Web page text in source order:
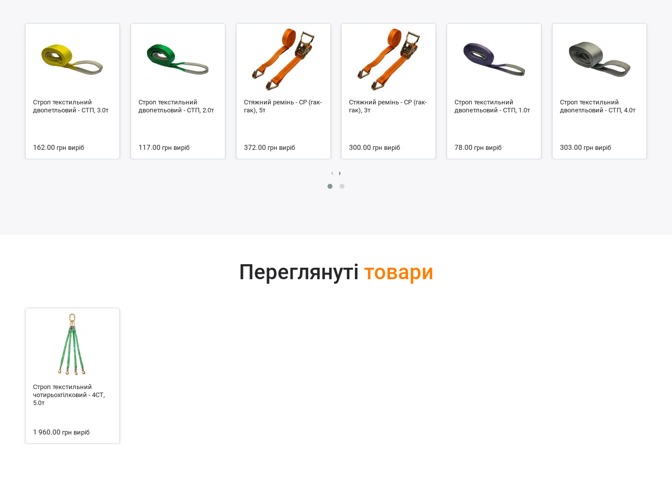
Строп текстильний
двопетльовий - СТП, 3.0т
162.00 грн виріб
Строп текстильний
двопетльовий - СТП, 2.0т
117.00 грн виріб
Стяжний ремінь - СР (гак-
гак), 5т
372.00 грн виріб
Стяжний ремінь - СР (гак-
гак), 3т
300.00 грн виріб
Строп текстильний
двопетльовий - СТП, 1.0т
78.00 грн виріб
Строп текстильний
двопетльовий - СТП, 4.0т
303.00 грн виріб
‹ ›
Переглянуті товари
Строп текстильний
чотирьохгілковий - 4СТ,
5.0т
1 960.00 грн виріб